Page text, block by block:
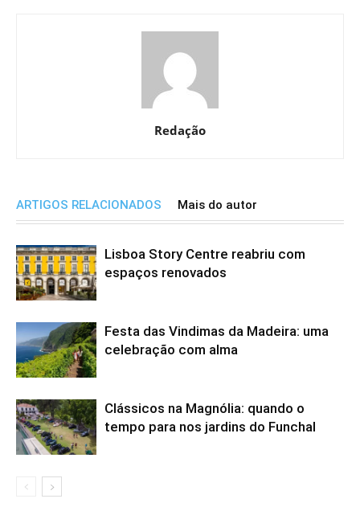
Redação
ARTIGOS RELACIONADOS Mais do autor
Lisboa Story Centre reabriu com
espaços renovados
Festa das Vindimas da Madeira: uma
celebração com alma
Clássicos na Magnólia: quando o
tempo para nos jardins do Funchal